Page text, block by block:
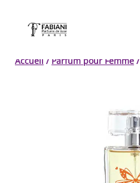
Accueil / Parfum pour Femme/